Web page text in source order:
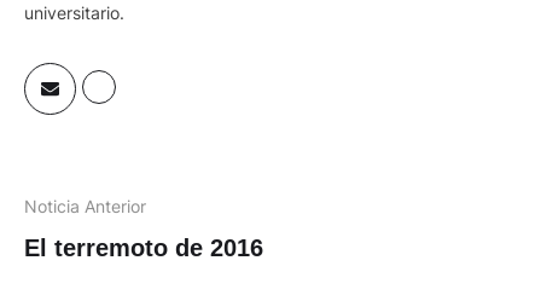
universitario.
Noticia Anterior
El terremoto de 2016